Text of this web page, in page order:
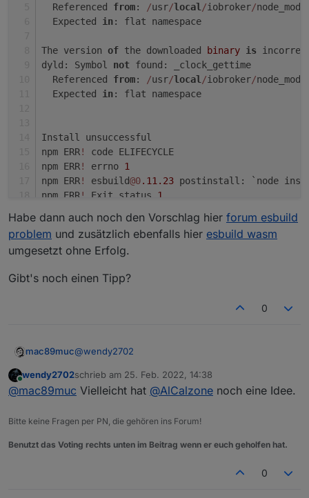
  Referenced
from: /usr/local /iobroker/
  Expected
in: flat namespace
The version of the downloaded binary is
dyld: Symbol not found: _clock_gettime
  Referenced
from: /usr/local /iobroker/
  Expected
in: flat namespace
Install unsuccessful
npm ERR!
code ELIFECYCLE
npm ERR! errno 1
npm ERR! esbuild@0.11 .23 postinstall: `node
npm ERR ! Exit status 1
npm ERR! Failed at the esbuild @0.11.23
npm ERR! This is probably not a problem with
npm ERR! /Users
Habe dann auch noch den Vorschlag hier forum esbuild
problem und zusätzlich ebenfalls hier esbuild wasm
umgesetzt ohne Erfolg.
Gibt's noch einen Tipp?
0
mac89muc@wendy2702
Danke für die Info - habe die 4 mit
npm install --save @nestjs/core@8.0.5
installiert - jeweils sauber durchgelaufen und
bestätigt.
Online
wendy2702schrieb am 25. Feb. 2022, 14:38
zuletzt editiert von
@mac89muc Vielleicht hat @AlCalzone noch eine Idee.
Bitte keine Fragen per PN, die gehören ins Forum!
Benutzt das Voting rechts unten im Beitrag wenn er euch geholfen hat.
0